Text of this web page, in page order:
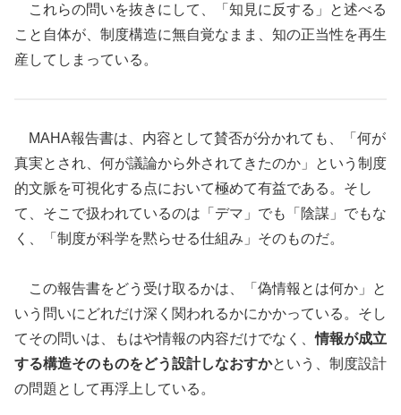
これらの問いを抜きにして、「知見に反する」と述べる
こと自体が、制度構造に無自覚なまま、知の正当性を再生
産してしまっている。
MAHA報告書は、内容として賛否が分かれても、「何が
真実とされ、何が議論から外されてきたのか」という制度
的文脈を可視化する点において極めて有益である。そし
て、そこで扱われているのは「デマ」でも「陰謀」でもな
く、「制度が科学を黙らせる仕組み」そのものだ。
この報告書をどう受け取るかは、「偽情報とは何か」と
いう問いにどれだけ深く関われるかにかかっている。そし
てその問いは、もはや情報の内容だけでなく、情報が成立
する構造そのものをどう設計しなおすかという、制度設計
の問題として再浮上している。